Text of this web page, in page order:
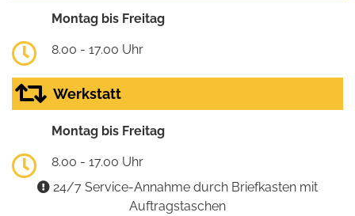
Montag bis Freitag
8.00 - 17.00 Uhr
Werkstatt
Montag bis Freitag
8.00 - 17.00 Uhr
24/7 Service-Annahme durch Briefkasten mit
Auftragstaschen